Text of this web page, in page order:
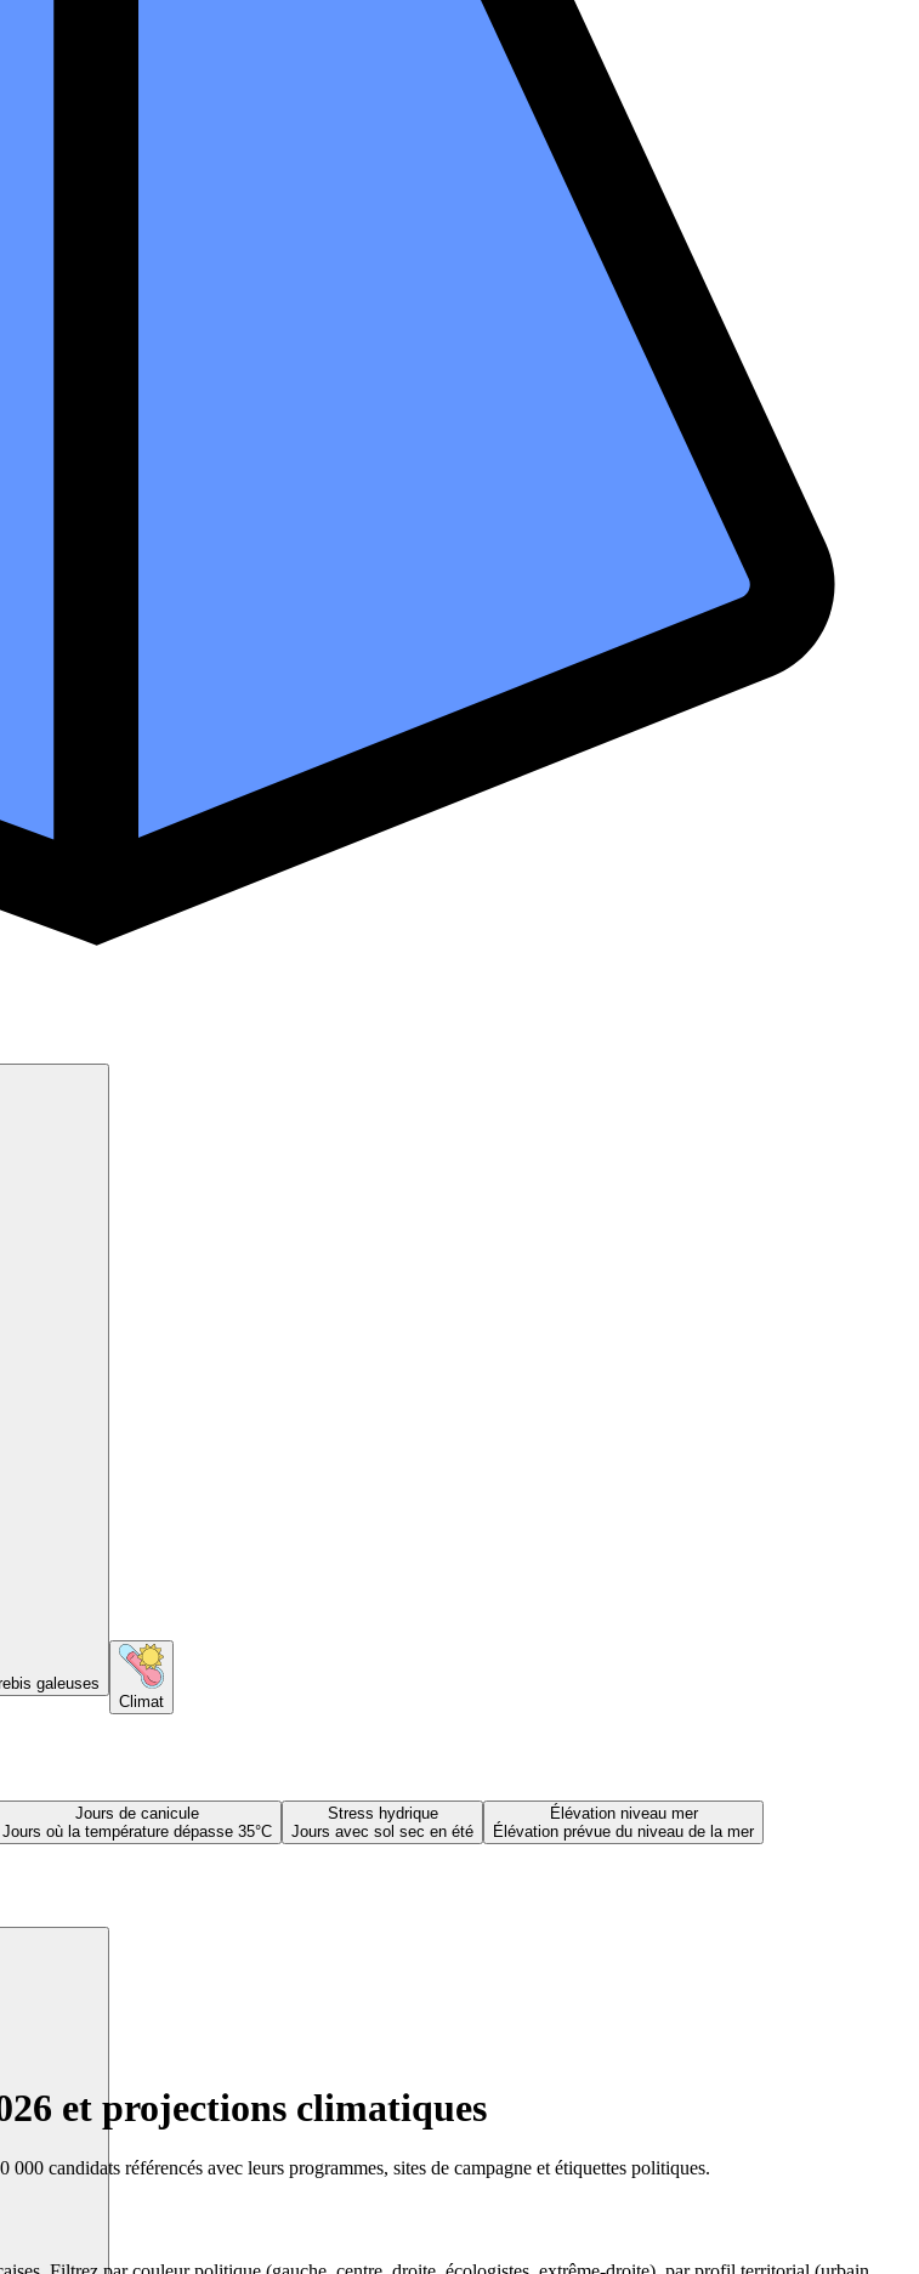
galeuses
Climat
Jours de canicule
Jours où la température dépasse 35°C
Stress hydrique
Jours avec sol sec en été
Élévation niveau mer
Élévation prévue du niveau de la mer
et projections climatiques
candidats référencés avec leurs programmes, sites de campagne et étiquettes politiques.